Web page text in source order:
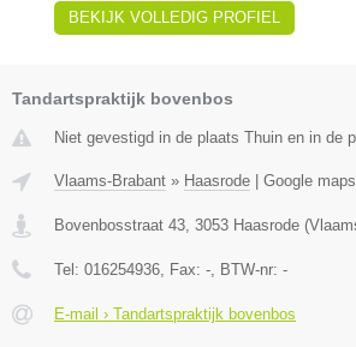
BEKIJK VOLLEDIG PROFIEL
Tandartspraktijk bovenbos
Niet gevestigd in de plaats Thuin en in de
Vlaams-Brabant » Haasrode | Google maps
Bovenbosstraat 43 3053 Haasrode (
Tel: 016254936 , Fax: - , BTW-nr: -
E-mail › Tandartspraktijk bovenbos